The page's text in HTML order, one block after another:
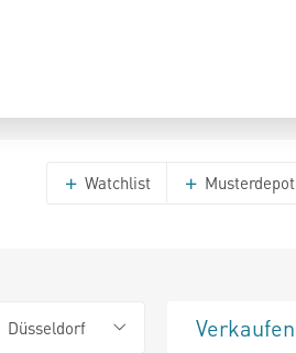
Watchlist Musterdepot
Düsseldorf Verkaufen